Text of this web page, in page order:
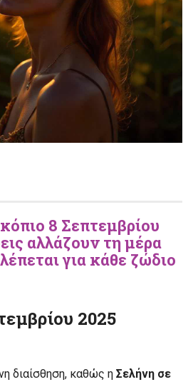
8 Σεπτεμβρίου
αλλάζουν τη μέρα
για κάθε ζώδιο
2025
διαίσθηση, καθώς η Σελήνη σε